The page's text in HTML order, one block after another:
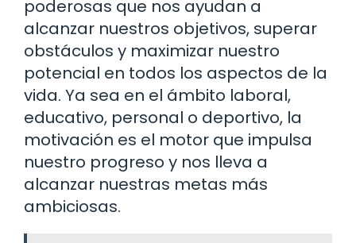
poderosas que nos ayudan a
alcanzar nuestros objetivos, superar
obstáculos y maximizar nuestro
potencial en todos los aspectos de la
vida. Ya sea en el ámbito laboral,
educativo, personal o deportivo, la
motivación es el motor que impulsa
nuestro progreso y nos lleva a
alcanzar nuestras metas más
ambiciosas.